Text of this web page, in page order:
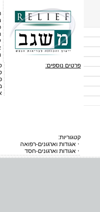
פרטים נוספים:
קטגוריות:
אגודות וארגונים-רפואה
אגודות וארגונים-חסד